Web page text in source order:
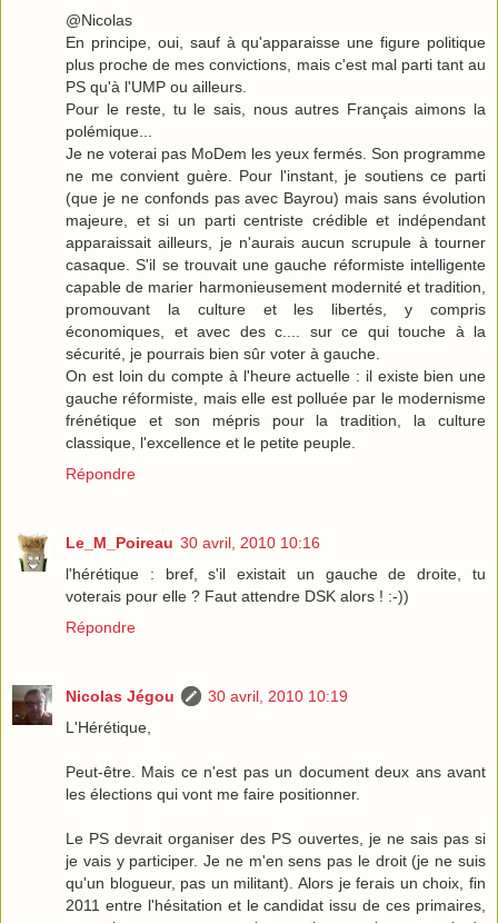
@Nicolas
En principe, oui, sauf à qu'apparaisse une figure politique
plus proche de mes convictions, mais c'est mal parti tant au
PS qu'à l'UMP ou ailleurs.
Pour le reste, tu le sais, nous autres Français aimons la
polémique...
Je ne voterai pas MoDem les yeux fermés. Son programme
ne me convient guère. Pour l'instant, je soutiens ce parti
(que je ne confonds pas avec Bayrou) mais sans évolution
majeure, et si un parti centriste crédible et indépendant
apparaissait ailleurs, je n'aurais aucun scrupule à tourner
casaque. S'il se trouvait une gauche réformiste intelligente
capable de marier harmonieusement modernité et tradition,
promouvant la culture et les libertés, y compris
économiques, et avec des c.... sur ce qui touche à la
sécurité, je pourrais bien sûr voter à gauche.
On est loin du compte à l'heure actuelle : il existe bien une
gauche réformiste, mais elle est polluée par le modernisme
frénétique et son mépris pour la tradition, la culture
classique, l'excellence et le petite peuple.
Répondre
Le_M_Poireau 30 avril, 2010 10:16
l'hérétique : bref, s'il existait un gauche de droite, tu
voterais pour elle ? Faut attendre DSK alors ! :-))
Répondre
Nicolas Jégou
30 avril, 2010 10:19
L'Hérétique,
Peut-être. Mais ce n'est pas un document deux ans avant
les élections qui vont me faire positionner.
Le PS devrait organiser des PS ouvertes, je ne sais pas si
je vais y participer. Je ne m'en sens pas le droit (je ne suis
qu'un blogueur, pas un militant). Alors je ferais un choix, fin
2011 entre l'hésitation et le candidat issu de ces primaires,